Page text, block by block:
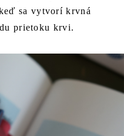
sa vytvorí krvná
prietoku krvi.